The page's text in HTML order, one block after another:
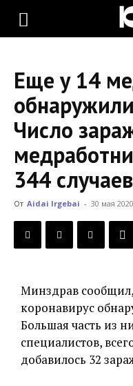
KLOOP.KG
Новости
Кыргызстана
Еще у 14
Число
344 случаев
От Aidai Irgebai - 30 мая 2020
Минздрав
коронавирус
Большая часть из
специалистов,
добавилось 32